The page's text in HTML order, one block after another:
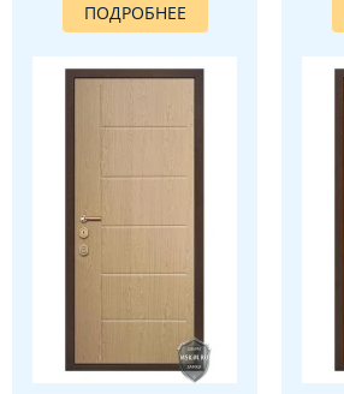
ПОДРОБНЕЕ